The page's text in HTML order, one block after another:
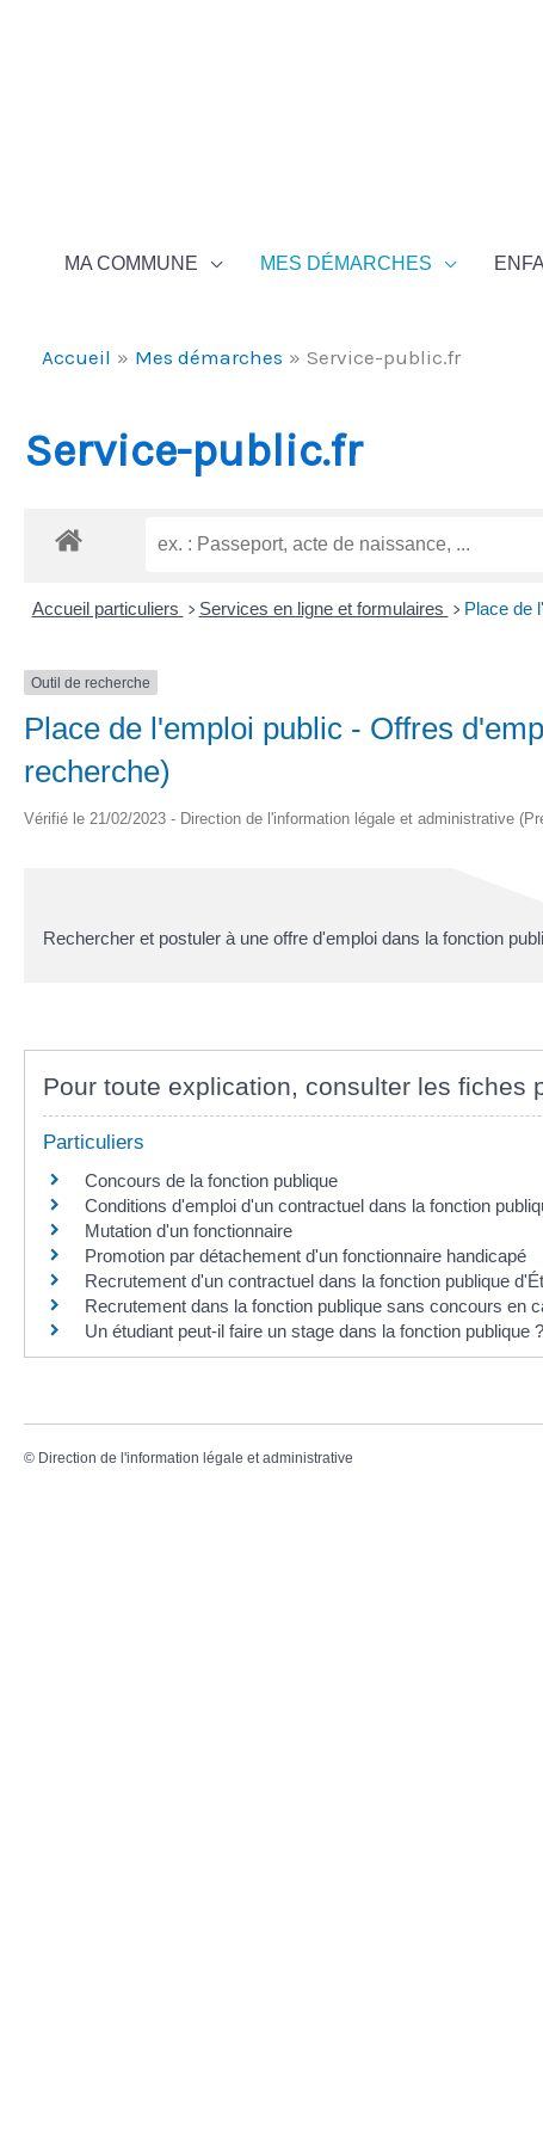
MA COMMUNE MES DÉMARCHES
Accueil Mes démarches Service-public.fr
Service-public.fr
Accueil particuliers > Services en ligne et formulaires > Place de
Outil de recherche
Place de l'emploi public - Offres
recherche)
Vérifié le 21/02/2023 - Direction de l'information légale et administrative
Rechercher et postuler à une offre d'emploi dans la fonction
Pour toute explication, consulter les fiches
Particuliers
Concours de la fonction publique
Conditions d'emploi d'un contractuel dans la fonction
Mutation d'un fonctionnaire
Promotion par détachement d'un fonctionnaire handicapé
Recrutement d'un contractuel dans la fonction publique
Recrutement dans la fonction publique sans concours en
Un étudiant peut-il faire un stage dans la fonction publique ?
© Direction de l'information légale et administrative